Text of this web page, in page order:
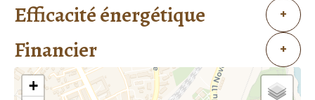
Efficacité énergétique +
Financier +
+